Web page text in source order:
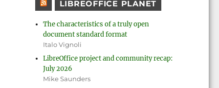
LIBREOFFICE PLANET
The characteristics of a truly open
document standard format
Italo Vignoli
LibreOffice project and community recap:
July 2026
Mike Saunders